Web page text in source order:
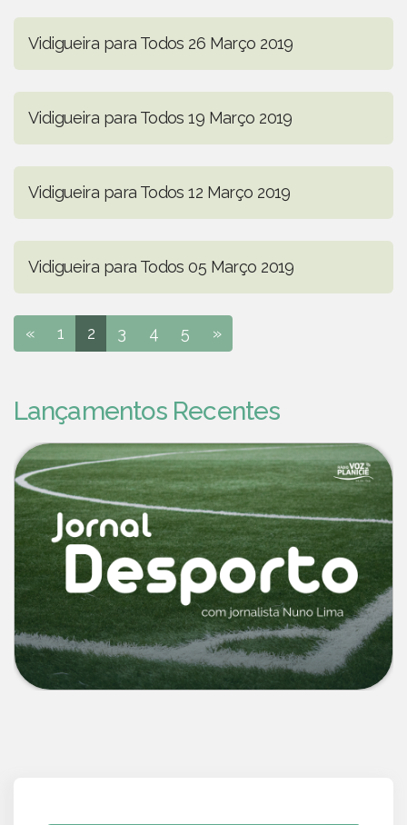
Vidigueira para Todos 26 Março 2019
Vidigueira para Todos 19 Março 2019
Vidigueira para Todos 12 Março 2019
Vidigueira para Todos 05 Março 2019
« 1 2 3 4 5 »
Lançamentos Recentes